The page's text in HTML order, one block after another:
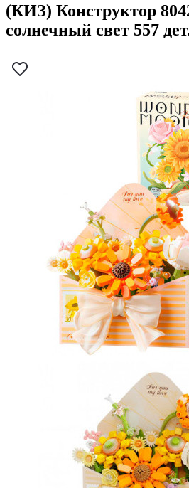
(КИЗ) Конструктор
солнечный свет 557